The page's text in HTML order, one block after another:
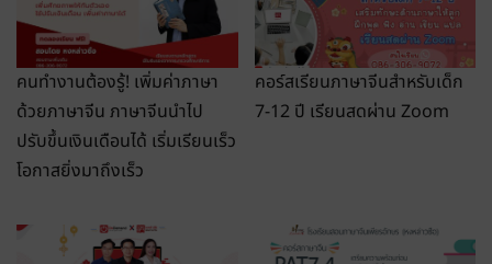
คนทำงานต้องรู้! เพิ่มค่าภาษา
ด้วยภาษาจีน ภาษาจีนนำไป
ปรับขึ้นเงินเดือนได้ เริ่มเรียนเร็ว
โอกาสยิ่งมาถึงเร็ว
คอร์สเรียนภาษาจีนสำหรับเด็ก
7-12 ปี เรียนสดผ่าน Zoom